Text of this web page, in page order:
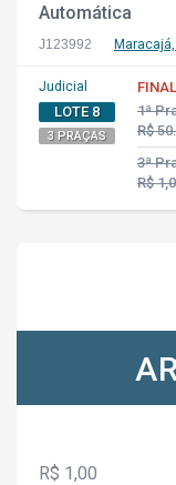
Automática
J123992 Maracajá,
Judicial
LOTE 8
3 PRAÇAS
1ª
R$
3ª
R$
R$ 1,00